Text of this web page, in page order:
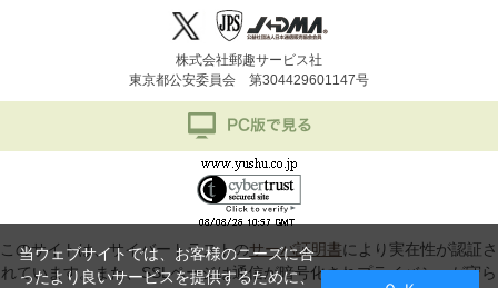
株式会社郵趣サービス社
東京都公安委員会 第304429601147号
このサイトは、サイバートラストのサーバ証明書により実在性が認証さ
れています。また、SSLページは通信が暗号化されプライバシーが守ら
当ウェブサイトでは、お客様のニーズに合
ったより良いサービスを提供するために、